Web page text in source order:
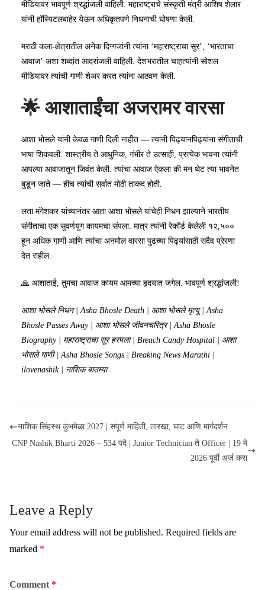
मीडियावर भावपूर्ण श्रद्धांजली वाहिली. महाराष्ट्राचे संस्कृती मंत्री आशिष शेलार
यांनी हॉस्पिटलबाहेर येऊन अधिकृतपणे निधनाची घोषणा केली.
मराठी कला-क्षेत्रातील अनेक दिग्गजांनी त्यांना ‘महाराष्ट्राचा सुर’, ‘भारताचा
आवाज’ अशा शब्दांत आदरांजली वाहिली. देशभरातील चाहत्यांनी सोशल
मीडियावर त्यांची गाणी शेअर करत त्यांना आठवण केली.
🌟 आशाताईंचा अजरामर वारसा
आशा भोसले यांनी केवळ गाणी दिली नाहीत — त्यांनी पिढ्यानपिढ्यांना संगीताची
भाषा शिकवली. शास्त्रीय ते आधुनिक, गंभीर ते उत्साही, प्रत्येक भावना त्यांनी
आपल्या आवाजातून जिवंत केली. त्यांचा आवाज ऐकला की मन थेट त्या भावनेत
बुडून जाते — हीच त्यांची सर्वात मोठी ताकद होती.
लता मंगेशकर यांच्यानंतर आता आशा भोसले यांचेही निधन झाल्याने भारतीय
संगीताचा एक सुवर्णयुग कायमचा संपला. मात्र त्यांनी रेकॉर्ड केलेली १२,५००
हून अधिक गाणी आणि त्यांचा अनमोल वारसा पुढच्या पिढ्यांसाठी सदैव प्रेरणा
देत राहील.
🙏 आशाताई, तुमचा आवाज कायम आमच्या हृदयात जगेल. भावपूर्ण श्रद्धांजली!
आशा भोसले निधन | Asha Bhosle Death | आशा भोसले मृत्यू | Asha
Bhosle Passes Away | आशा भोसले जीवनचरित्र | Asha Bhosle
Biography | महाराष्ट्राचा सूर हरपला | Breach Candy Hospital | आशा
भोसले गाणी | Asha Bhosle Songs | Breaking News Marathi |
ilovenashik | नाशिक बातम्या
नाशिक सिंहस्थ कुंभमेळा 2027 | संपूर्ण माहिती, तारखा, घाट आणि मार्गदर्शन
CNP Nashik Bharti 2026 – 534 पदे | Junior Technician ते Officer | 19 मे
2026 पूर्वी अर्ज करा
Leave a Reply
Your email address will not be published. Required fields are
marked *
Comment *